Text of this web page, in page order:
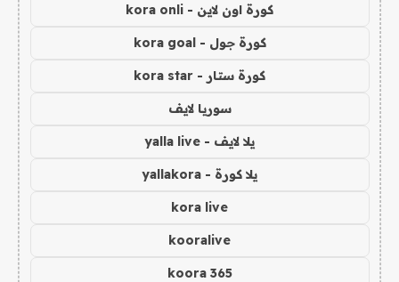
كورة اون لاين - kora onli
كورة جول - kora goal
كورة ستار - kora star
سوريا لايف
يلا لايف - yalla live
يلا كورة - yallakora
kora live
kooralive
koora 365